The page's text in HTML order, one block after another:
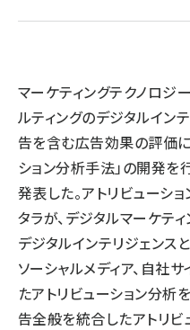
マーケティングテクノロジ
ルティングのデジタルイン
告を含む広告効果の評価に
ション分析手法」の開発を
発表した。アトリビューシ
タラが、デジタルマーケテ
デジタルインテリジェンス
ソーシャルメディア、自社
たアトリビューション分析
告全般を統合したアトリ